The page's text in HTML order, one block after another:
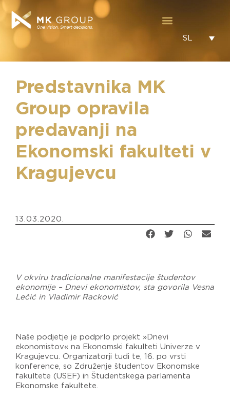
SL
Predstavnika MK
Group opravila
predavanji na
Ekonomski fakulteti v
Kragujevcu
13.03.2020.
V okviru tradicionalne manifestacije študentov
ekonomije – Dnevi ekonomistov, sta govorila Vesna
Lečić in Vladimir Racković
Naše podjetje je podprlo projekt »Dnevi
ekonomistov« na Ekonomski fakulteti Univerze v
Kragujevcu. Organizatorji tudi te, 16. po vrsti
konference, so Združenje študentov Ekonomske
fakultete (USEF) in Študentskega parlamenta
Ekonomske fakultete.